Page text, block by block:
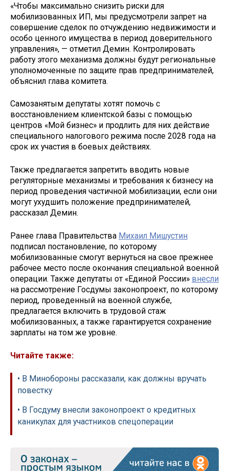
«Чтобы максимально снизить риски для
мобилизованных ИП, мы предусмотрели запрет на
совершение сделок по отчуждению недвижимости и
особо ценного имущества в период доверительного
управления», — отметил Демин. Контролировать
работу этого механизма должны будут региональные
уполномоченные по защите прав предпринимателей,
объяснил глава комитета.
Самозанятым депутаты хотят помочь с
восстановлением клиентской базы с помощью
центров «Мой бизнес» и продлить для них действие
специального налогового режима после 2028 года на
срок их участия в боевых действиях.
Также предлагается запретить вводить новые
регуляторные механизмы и требования к бизнесу на
период проведения частичной мобилизации, если они
могут ухудшить положение предпринимателей,
рассказал Демин.
Ранее глава Правительства Михаил Мишустин
подписал постановление, по которому
мобилизованные смогут вернуться на свое прежнее
рабочее место после окончания специальной военной
операции. Также депутаты от «Единой России» внесли
на рассмотрение Госдумы законопроект, по которому
период, проведенный на военной службе,
предлагается включить в трудовой стаж
мобилизованных, а также гарантируется сохранение
зарплаты на том же уровне.
Читайте также:
• В Минобороны рассказали, как должны вручать
повестку
• В Госдуму внесли законопроект о кредитных
каникулах для участников спецоперации